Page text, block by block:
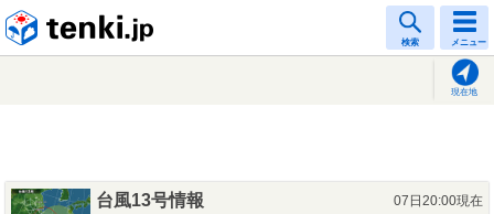
検索 メニュー
現在地
台風13号情報
07日20:00現在